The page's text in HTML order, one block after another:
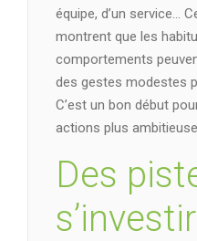
équipe, d’un service…
montrent que les
comportements
des gestes modestes
C’est un bon début
actions plus
Des
s’investir